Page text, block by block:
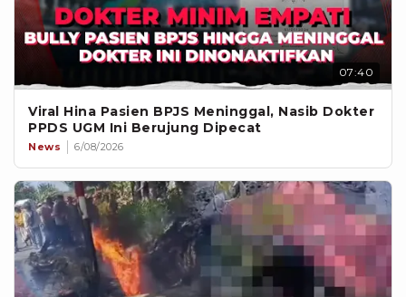
07:40
Viral Hina Pasien BPJS Meninggal, Nasib Dokter
PPDS UGM Ini Berujung Dipecat
News 6/08/2026